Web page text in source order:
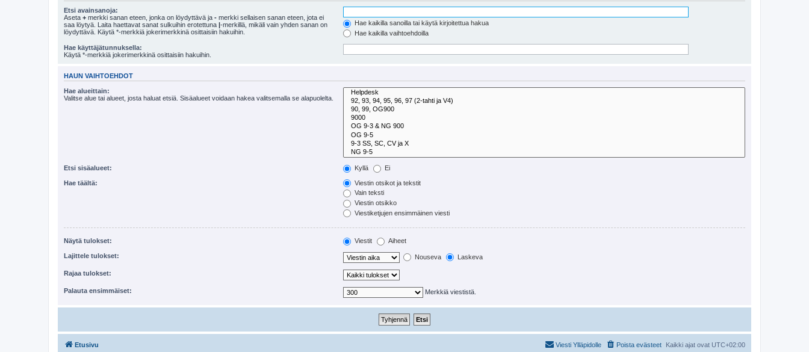
Etsi avainsanoja:
Aseta + merkki sanan eteen, jonka on löydyttävä ja - merkki sellaisen sanan eteen, jota ei
saa löytyä. Laita haettavat sanat sulkuihin erotettuna |-merkillä, mikäli vain yhden sanan on
löydyttävä. Käytä *-merkkiä jokerimerkkinä osittaisiin hakuihin.
Hae kaikilla sanoilla tai käytä kirjoitettua hakua
Hae kaikilla vaihtoehdoilla
Hae käyttäjätunnuksella:
Käytä *-merkkiä jokerimerkkinä osittaisiin hakuihin.
HAUN VAIHTOEHDOT
Hae alueittain:
Valitse alue tai alueet, josta haluat etsiä. Sisäalueet voidaan hakea valitsemalla se alapuolelta.
Etsi sisäalueet: Kyllä Ei
Hae täältä:
Viestin otsikot ja tekstit
Vain teksti
Viestin otsikko
Viestiketjujen ensimmäinen viesti
Näytä tulokset: Viestit Aiheet
Lajittele tulokset: Nouseva Laskeva
Rajaa tulokset:
Palauta ensimmäiset: Merkkiä viestistä.
Etusivu Kaikki ajat ovat UTC+02:00
Poista evästeet
Viesti Ylläpidolle